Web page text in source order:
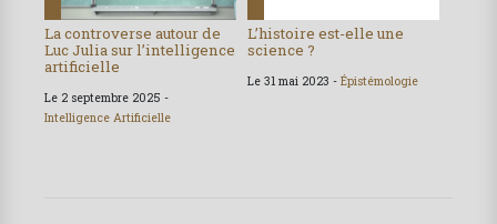
La controverse autour de
Luc Julia sur l’intelligence
artificielle
Le 2 septembre 2025 -
Intelligence Artificielle
L’histoire est-elle une
science ?
Le 31 mai 2023 - Épistémologie